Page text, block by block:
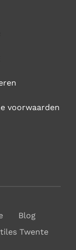
voorwaarden
Blog
Twente